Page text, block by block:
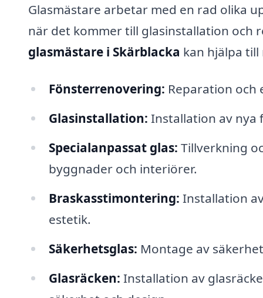
Glasmästare arbetar med en rad olika
när det kommer till glasinstallation och
glasmästare i Skärblacka kan hjälpa till
Fönsterrenovering: Reparation och
Glasinstallation: Installation av nya
Specialanpassat glas: Tillverkning
byggnader och interiörer.
Braskasstimontering: Installation
estetik.
Säkerhetsglas: Montage av
Glasräcken: Installation av